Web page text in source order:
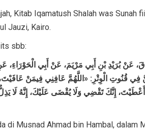
Kitab Iqamatush Shalah was Sunah
Jauzi, Kairo.
sbb:
عَنْ بُرَيْدِ بْنِ أَبِي مَرْيَمَ، عَنْ أَبِي
قُنُوتِ الْوِتْرِ: «اللَّهُمَّ عَافِنِي فِيمَنْ
إِنَّكَ تَقْضِي وَلَا يُقْضَى عَلَيْكَ، إِنَّهُ لَا
di Musnad Ahmad bin Hambal,